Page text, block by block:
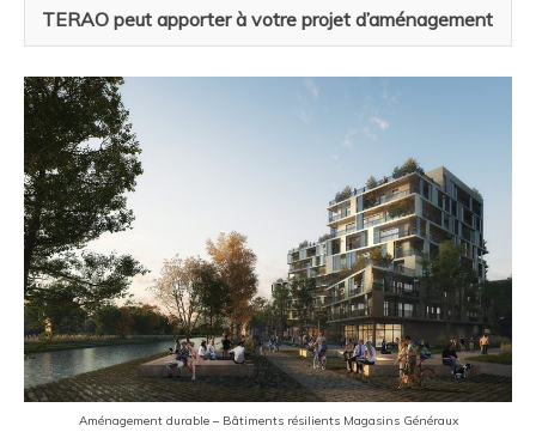
TERAO peut apporter à votre projet d’aménagement
Aménagement durable – Bâtiments résilients Magasins Généraux